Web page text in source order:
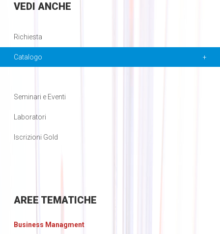
VEDI ANCHE
Richiesta
Catalogo
Seminari e Eventi
Laboratori
Iscrizioni Gold
AREE TEMATICHE
Business Managment